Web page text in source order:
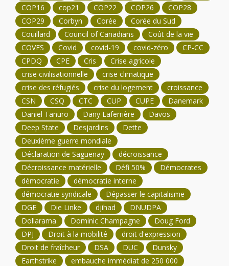
COP16
cop21 COP22 COP26
COP28
COP29
Corbyn Corée
Corée du Sud
Couillard
Council of Canadians
Coût de la vie
COVES
Covid covid-19 covid-zéro
CP-CC
CPDQ
CPE Cris
Crise agricole
crise civilisationnelle
crise climatique
crise des réfugiés
crise du logement
croissance
CSN
CSQ CTC CUP CUPE
Danemark
Daniel Tanuro
Dany Laferrière
Davos
Deep State
Desjardins
Dette
Deuxième guerre mondiale
Déclaration de Saguenay
décroissance
Décroissance matérielle
Défi 50%
Démocrates
démocratie
démocratie interne
démocratie syndicale
Dépasser le capitalisme
DGE
Die Linke djihad
DNUDPA
Dollarama
Dominic Champagne
Doug Ford
DPJ
Droit à la mobilité
droit d'expression
Droit de fraîcheur
DSA DUC
Dunsky
Earthstrike
embauche immédiat de 250 000